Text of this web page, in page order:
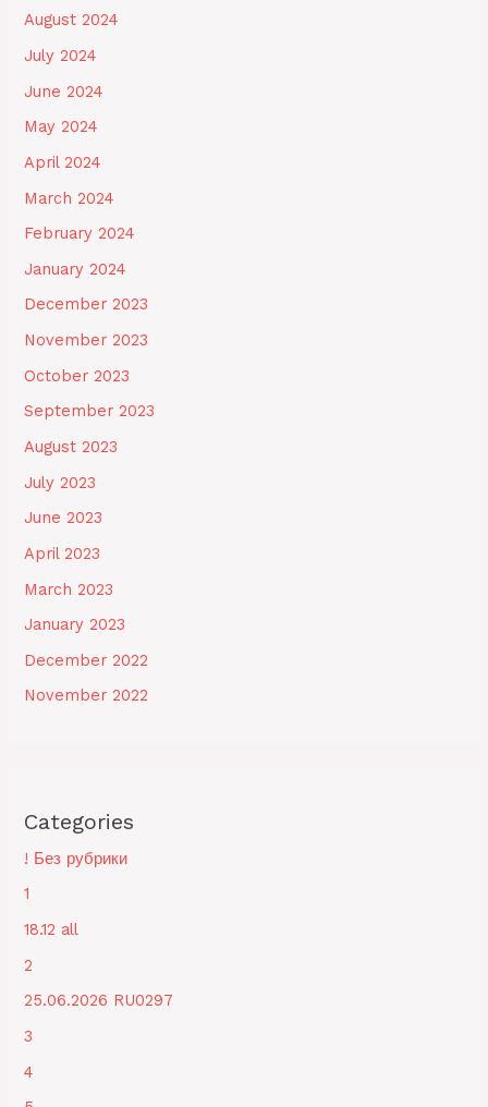
August 2024
July 2024
June 2024
May 2024
April 2024
March 2024
February 2024
January 2024
December 2023
November 2023
October 2023
September 2023
August 2023
July 2023
June 2023
April 2023
March 2023
January 2023
December 2022
November 2022
Categories
! Без рубрики
1
18.12 all
2
25.06.2026 RU0297
3
4